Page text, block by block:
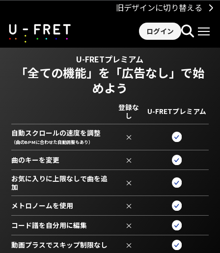
旧デザインに切り替える
ログイン
U-FRETプレミアム
「全ての機能」を 「広告なし」で始
めよう
登録な
し
U-FRETプレミアム
自動スクロールの速度を調整
（曲のBPMに合わせた自動調整もあり） ×
曲のキーを変更 ×
お気に入りに上限なしで曲を追
加
×
メトロノームを使用 ×
コード譜を自分用に編集 ×
動画プラスでスキップ制限なし ×